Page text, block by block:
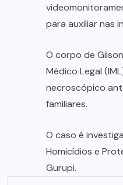
para auxiliar nas
O corpo de
Médico Legal
necroscópico
familiares.
O caso é
Homicídios e
Gurupi.